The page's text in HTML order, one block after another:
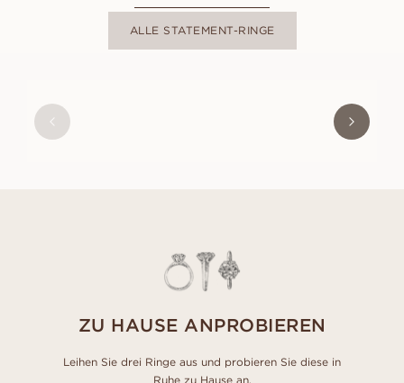
ALLE STATEMENT-RINGE
ZU HAUSE ANPROBIEREN
Leihen Sie drei Ringe aus und probieren Sie diese in
Ruhe zu Hause an.